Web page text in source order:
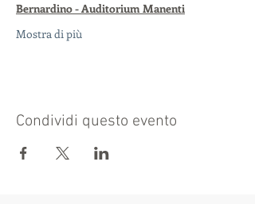
Bernardino - Auditorium Manenti
Mostra di più
Condividi questo evento